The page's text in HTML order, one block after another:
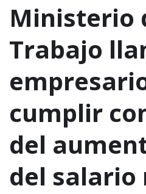
Ministerio
Trabajo
cumplir
del
del